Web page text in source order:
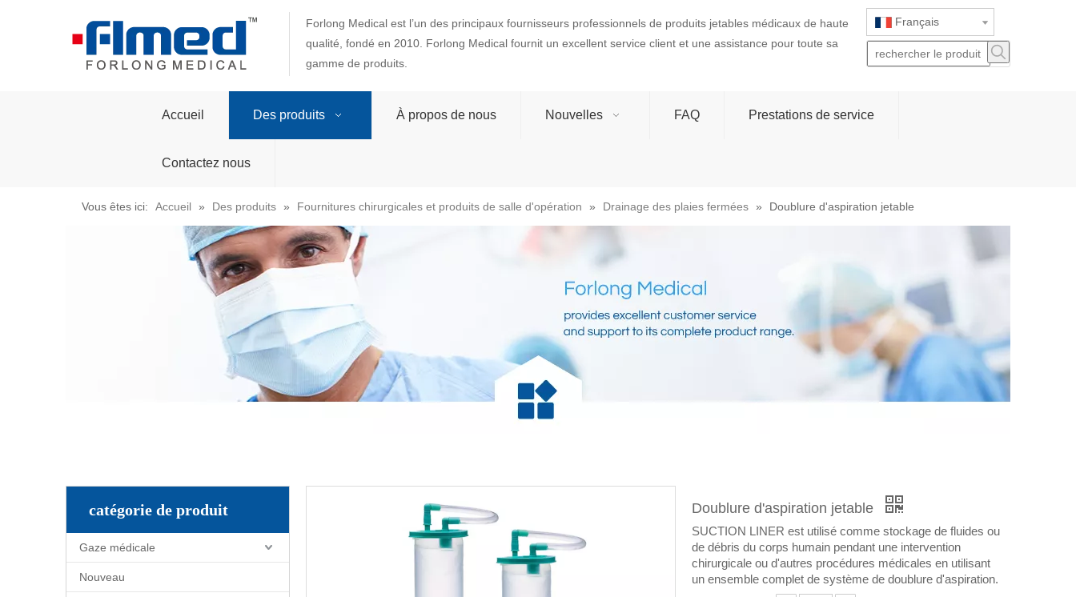
Forlong Medical est l’un des principaux fournisseurs professionnels de produits jetables médicaux de haute
qualité, fondé en 2010. Forlong Medical fournit un excellent service client et une assistance pour toute sa
gamme de produits.
Français
Accueil Des produits À propos de nous Nouvelles FAQ Prestations de service
Contactez nous
Vous êtes ici: Accueil » Des produits » Fournitures chirurgicales et produits de salle d'opération » Drainage des plaies fermées » Doublure d'aspiration jetable
catégorie de produit
Gaze médicale
Nouveau
Doublure d'aspiration jetable
SUCTION LINER est utilisé comme stockage de fluides ou
de débris du corps humain pendant une intervention
chirurgicale ou d'autres procédures médicales en utilisant
un ensemble complet de système de doublure d'aspiration.